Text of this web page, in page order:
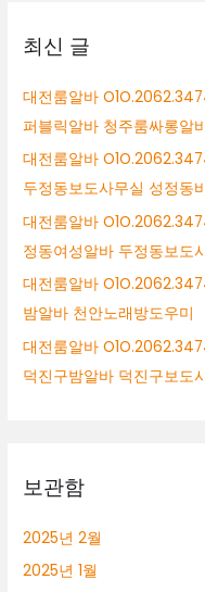
최신 글
대전룸알바
퍼블릭알바 청주룸싸롱알
대전룸알바
두정동보도사무실 성정동
대전룸알바
정동여성알바 두정동보도
대전룸알바
밤알바 천안노래방도우미
대전룸알바
덕진구밤알바 덕진구보도
보관함
2025년 2월
2025년 1월